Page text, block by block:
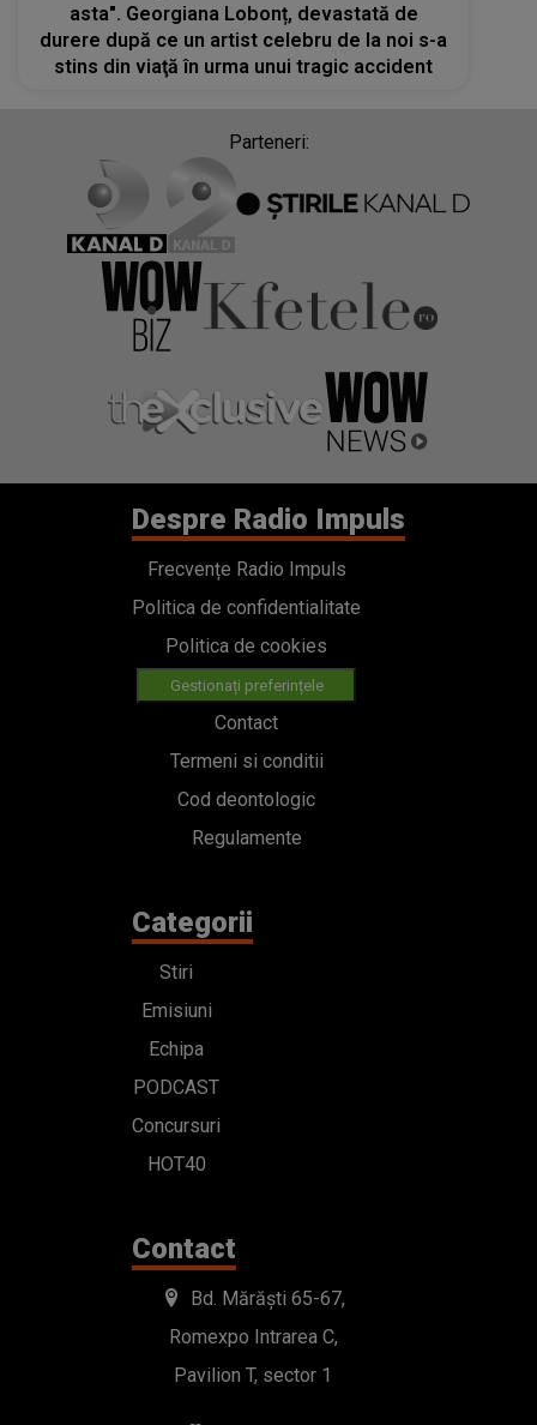
asta". Georgiana Lobonț, devastată de
durere după ce un artist celebru de la noi s-a
stins din viaţă în urma unui tragic accident
Parteneri:
Despre Radio Impuls
Frecvențe Radio Impuls
Politica de confidentialitate
Politica de cookies
Gestionați preferințele
Contact
Termeni si conditii
Cod deontologic
Regulamente
Categorii
Stiri
Emisiuni
Echipa
PODCAST
Concursuri
HOT40
Contact
Bd. Mărăști 65-67,
Romexpo Intrarea C,
Pavilion T, sector 1